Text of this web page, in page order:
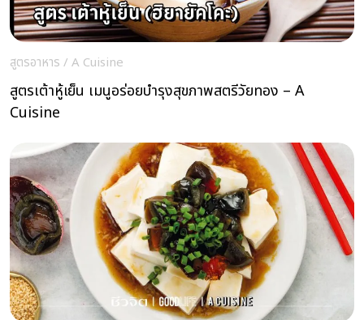
สูตรอาหาร / A Cuisine
สูตรเต้าหู้เย็น เมนูอร่อยบำรุงสุขภาพสตรีวัยทอง – A
Cuisine